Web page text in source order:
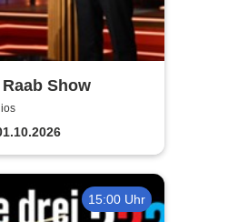
Show
15:00 Uhr